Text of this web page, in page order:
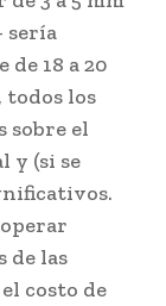
sería
18 a 20
todos los
sobre el
y (si se
de las
costo de